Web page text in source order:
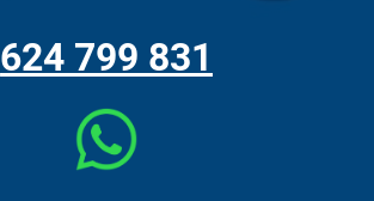
624 799 831